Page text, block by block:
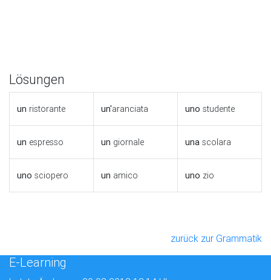
Lösungen
un ristorante un'aranciata uno studente
un espresso un giornale una scolara
uno sciopero un amico uno zio
zurück zur Grammatik
E-Learning